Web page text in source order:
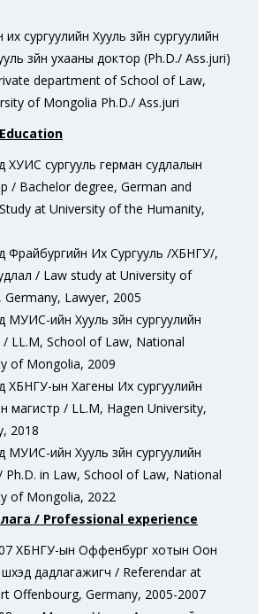
сургуулийн Хууль зүйн сургуулийн
зүйн ухааны доктор (Ph.D./ Ass.juri)
department of School of Law,
of Mongolia Ph.D./ Ass.juri
Education
ХУИС сургууль герман судлалын
/ Bachelor degree, German and
at University of the Humanity,
Фрайбургийн Их Сургууль /ХБНГУ/,
/ Law study at University of
Germany, Lawyer, 2005
МУИС-ийн Хууль зүйн сургуулийн
/ LL.M, School of Law, National
of Mongolia, 2009
ХБНГУ-ын Хагены Их сургуулийн
магистр / LL.M, Hagen University,
2018
МУИС-ийн Хууль зүйн сургуулийн
Ph.D. in Law, School of Law, National
of Mongolia, 2022
/ Professional experience
ХБНГУ-ын Оффенбург хотын Оон
дадлагажигч / Referendar at
Offenbourg, Germany, 2005-2007